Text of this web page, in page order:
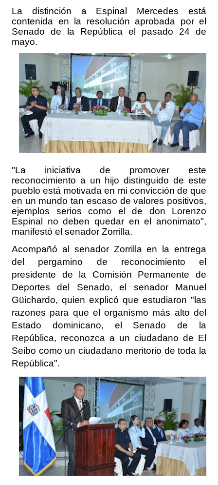
La distinción a Espinal Mercedes está
contenida en la resolución aprobada por el
Senado de la República el pasado 24 de
mayo.
"La iniciativa de promover este
reconocimiento a un hijo distinguido de este
pueblo está motivada en mi convicción de que
en un mundo tan escaso de valores positivos,
ejemplos serios como el de don Lorenzo
Espinal no deben quedar en el anonimato",
manifestó el senador Zorrilla.
Acompañó al senador Zorrilla en la entrega
del pergamino de reconocimiento el
presidente de la Comisión Permanente de
Deportes del Senado, el senador Manuel
Güichardo, quien explicó que estudiaron "las
razones para que el organismo más alto del
Estado dominicano, el Senado de la
República, reconozca a un ciudadano de El
Seibo como un ciudadano meritorio de toda la
República".